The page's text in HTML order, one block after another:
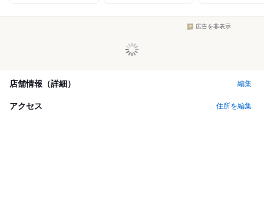
広告を非表示
店舗情報（詳細） 編集
アクセス 住所を編集